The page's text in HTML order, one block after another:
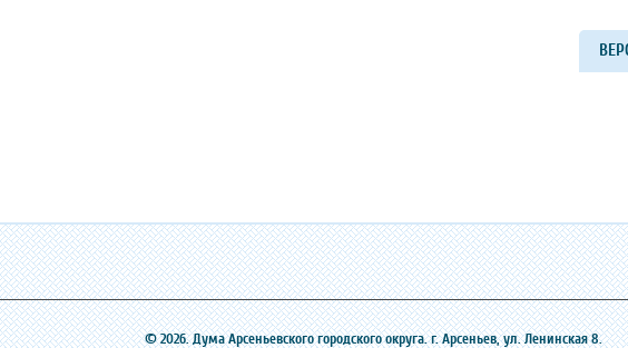
© 2026. Дума Арсеньевского городского округа. г. Арсеньев, ‎ул. Ленинская 8.